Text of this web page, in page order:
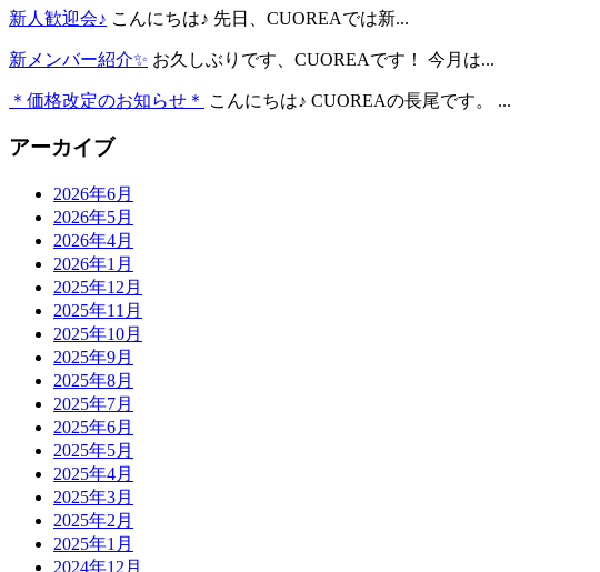
新人歓迎会♪ こんにちは♪ 先日、CUOREAでは新...
新メンバー紹介✨ お久しぶりです、CUOREAです！ 今月は...
＊価格改定のお知らせ＊ こんにちは♪ CUOREAの長尾です。 ...
アーカイブ
2026年6月
2026年5月
2026年4月
2026年1月
2025年12月
2025年11月
2025年10月
2025年9月
2025年8月
2025年7月
2025年6月
2025年5月
2025年4月
2025年3月
2025年2月
2025年1月
2024年12月